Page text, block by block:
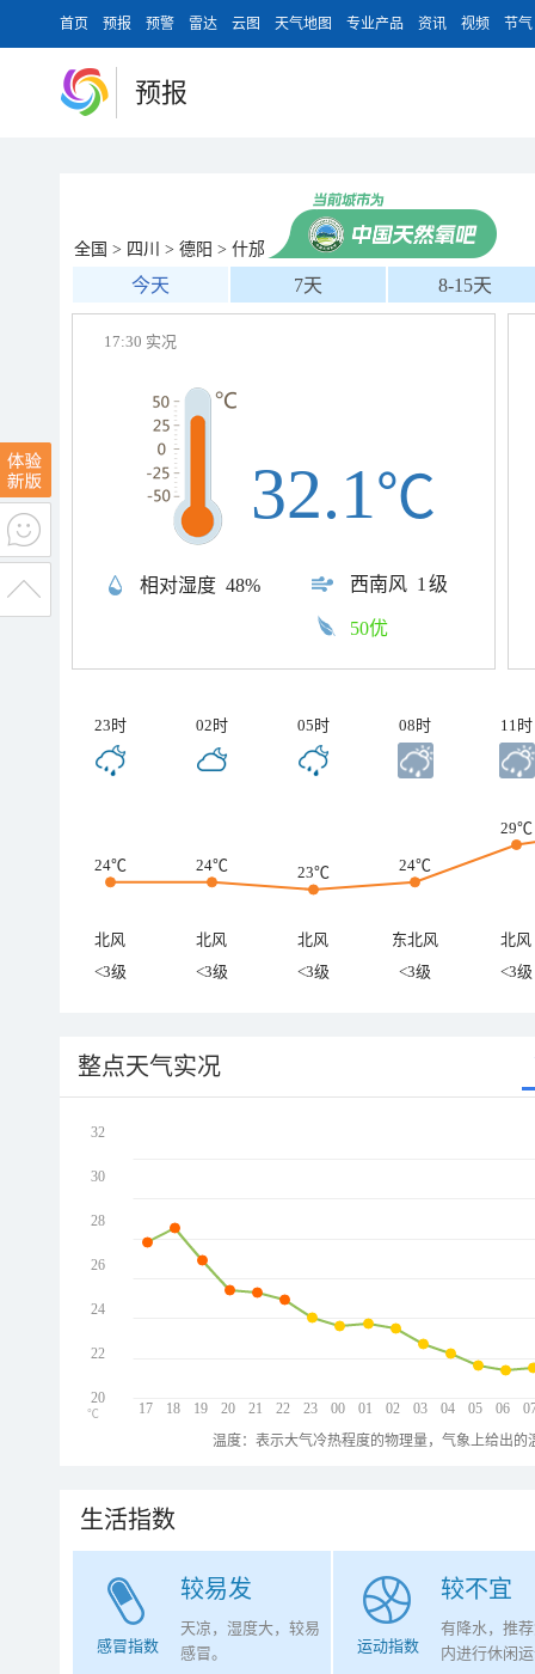
首页 预报 预警 雷达 云图 天气地图 专业产品 资讯 视频 节气
预报
全国 > 四川 > 德阳 > 什邡
今天 7天 8-15天
17:30 实况
相对湿度 48% 西南风 1级
32.1℃
50优
23时 02时 05时 08时 11时
24℃ 24℃ 23℃ 24℃
29℃
北风 北风 北风 东北风
北风
<3级
<3级 <3级 <3级 <3级
整点天气实况
17 18 19 20 21 22 23 00 01 02 03 04 05 06
32
30
28
26
24
22
20
℃
温度：表示大气冷热程度的物理量，气象上给出
生活指数
较易发
感冒指数
天凉，湿度大，较易
感冒。
较不宜
运动指数
有降水，推
内进行休闲